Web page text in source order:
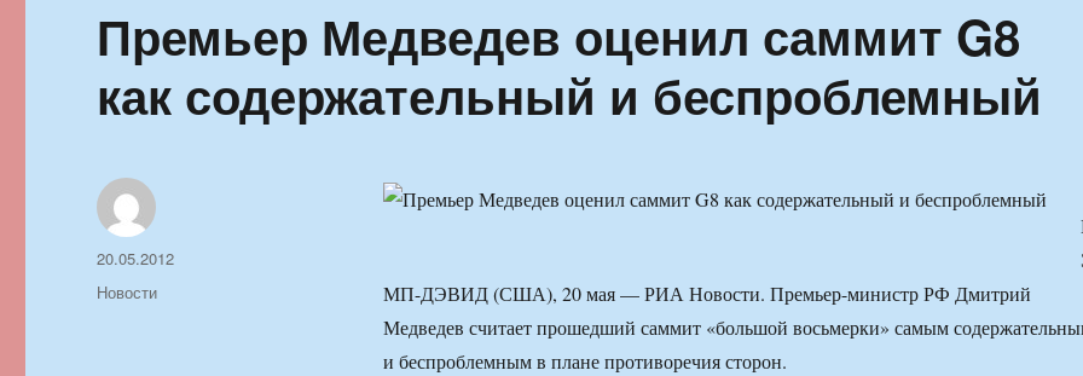
Премьер Медведев оценил саммит G8
как содержательный и беспроблемный
МП-ДЭВИД (США), 20 мая — РИА Новости. Премьер-министр РФ Дмитрий
Медведев считает прошедший саммит «большой восьмерки» самым
и беспроблемным в плане противоречия сторон.
Автор
Опубликовано
20.05.2012
Рубрики
Новости